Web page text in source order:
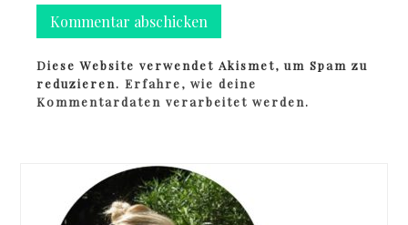
Diese Website verwendet Akismet, um Spam zu
reduzieren.Erfahre, wie deine
Kommentardaten verarbeitet werden.